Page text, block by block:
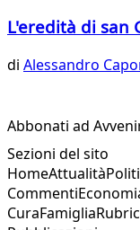
L'eredità di san
di Alessandro
Abbonati ad
Sezioni del sito
HomeAttualità
Commenti
CuraFamiglia